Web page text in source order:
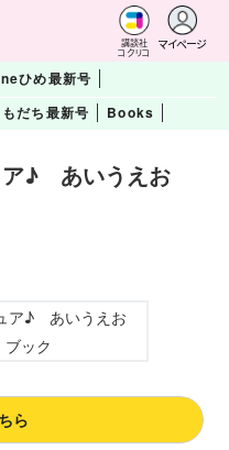
講談社
コクリコ
マイページ
ひめ最新号
だち最新号 Books
ア♪ あいうえお
ら